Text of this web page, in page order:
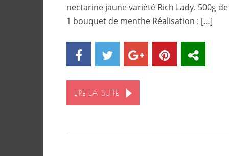
nectarine jaune variété Rich Lady. 500g
1 bouquet de menthe Réalisation : […]
LIRE LA SUITE